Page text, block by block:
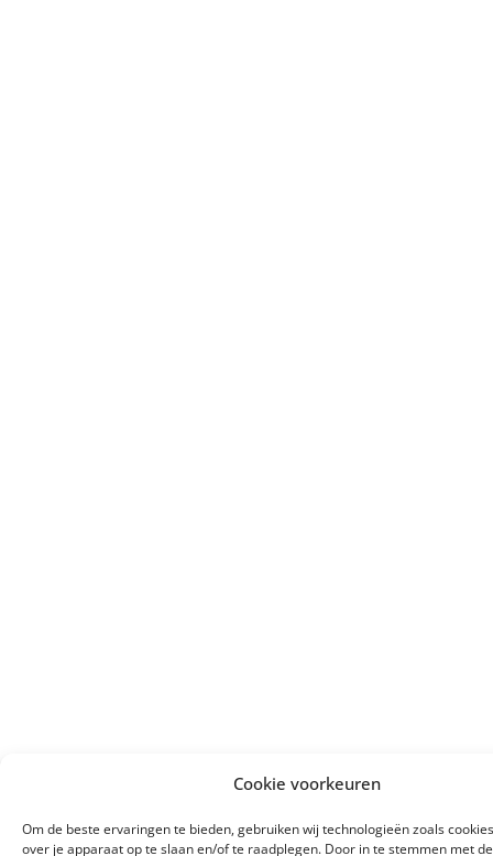
Cookie voorkeuren
Om de beste ervaringen te bieden, gebruiken wij technologieën zoals
over je apparaat op te slaan en/of te raadplegen. Door in te stemmen met